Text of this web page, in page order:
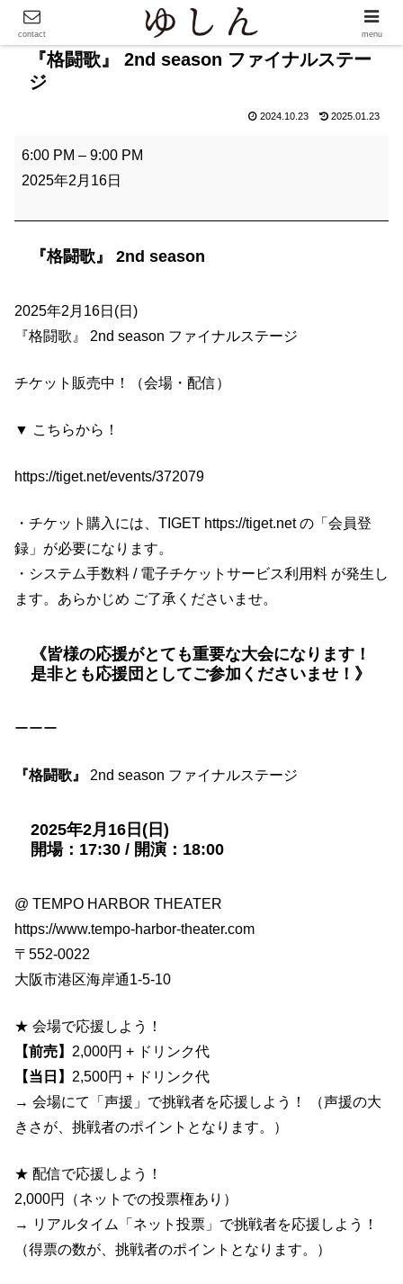
『格闘歌』 2nd season ファイナルステー
ジ
2024.10.23 2025.01.23
『
格
歌
s
n
ァ
イ
ナ
ル
6:00 PM – 9:00 PM
2025年2月16日
『格闘歌』 2nd season
2025年2月16日(日)
『格闘歌』 2nd season ファイナルステージ
チケット販売中！（会場・配信）
▼ こちらから！
https://tiget.net/events/372079
・チケット購入には、TIGET https://tiget.netの「会員登
録」が必要になります。
・システム手数料 / 電子チケットサービス利用料 が発生し
ます。あらかじめ ご了承くださいませ。
《皆様の応援がとても重要な大会になります！
是非とも応援団としてご参加くださいませ！》
ーーー
『格闘歌』 2nd season ファイナルステージ
2025年2月16日(日)
開場：17:30 / 開演：18:00
@ TEMPO HARBOR THEATER
https://www.tempo-harbor-theater.com
〒552-0022
大阪市港区海岸通1-5-10
★ 会場で応援しよう！
【前売】 2,000円 + ドリンク代
【当日】 2,500円 + ドリンク代
→ 会場にて「声援」で挑戦者を応援しよう！ （声援の大
きさが、挑戦者のポイントとなります。）
★ 配信で応援しよう！
2,000円（ネットでの投票権あり）
→ リアルタイム「ネット投票」で挑戦者を応援しよう！
（得票の数が、挑戦者のポイントとなります。）
contact menu